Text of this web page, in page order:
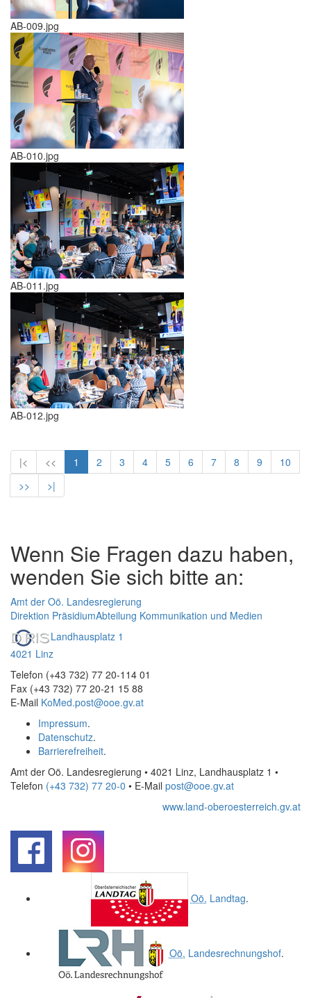
AB-009.jpg
AB-010.jpg
AB-011.jpg
AB-012.jpg
|< << 1 2 3 4 5 6 7 8 9
10
>>
>|
Wenn Sie Fragen dazu haben,
wenden Sie sich bitte an:
Amt der Oö. Landesregierung
Direktion PräsidiumAbteilung Kommunikation und Medien
Landhausplatz 1
4021 Linz
Telefon (+43 732) 77 20-114 01
Fax (+43 732) 77 20-21 15 88
E-Mail KoMed.post@ooe.gv.at
Impressum.
Datenschutz.
Barrierefreiheit.
Amt der Oö. Landesregierung • 4021 Linz, Landhausplatz 1 •
Telefon (+43 732) 77 20-0 • E-Mail post@ooe.gv.at
www.land-oberoesterreich.gv.at
Oö. Landtag.
Oö. Landesrechnungshof.